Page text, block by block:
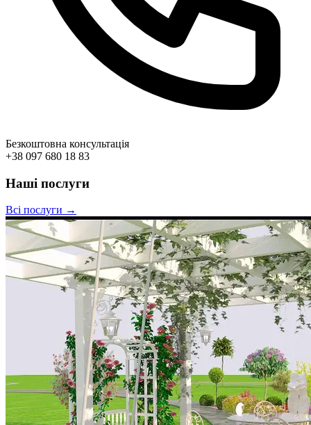
Безкоштовна консультація
+38 097 680 18 83
Наші послуги
Всі послуги →